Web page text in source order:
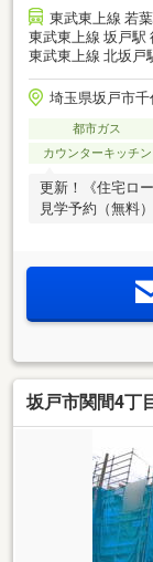
東武東上線 若
東武東上線 坂戸駅
東武東上線 北坂戸
埼玉県坂戸市千
都市ガス
カウンターキッチン
更新！《住宅ロ
見学予約（無料
坂戸市関間4